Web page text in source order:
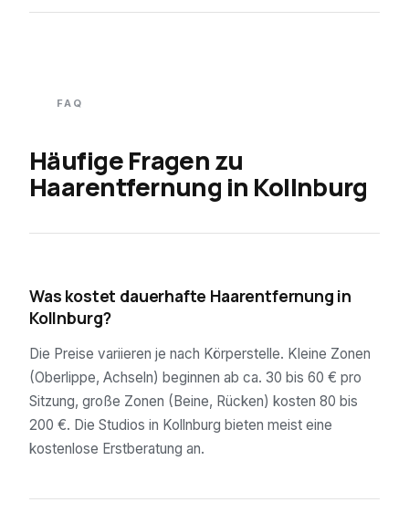
FAQ
Häufige Fragen zu
Haarentfernung in Kollnburg
Was kostet dauerhafte Haarentfernung in
Kollnburg?
Die Preise variieren je nach Körperstelle. Kleine Zonen
(Oberlippe, Achseln) beginnen ab ca. 30 bis 60 € pro
Sitzung, große Zonen (Beine, Rücken) kosten 80 bis
200 €. Die Studios in Kollnburg bieten meist eine
kostenlose Erstberatung an.